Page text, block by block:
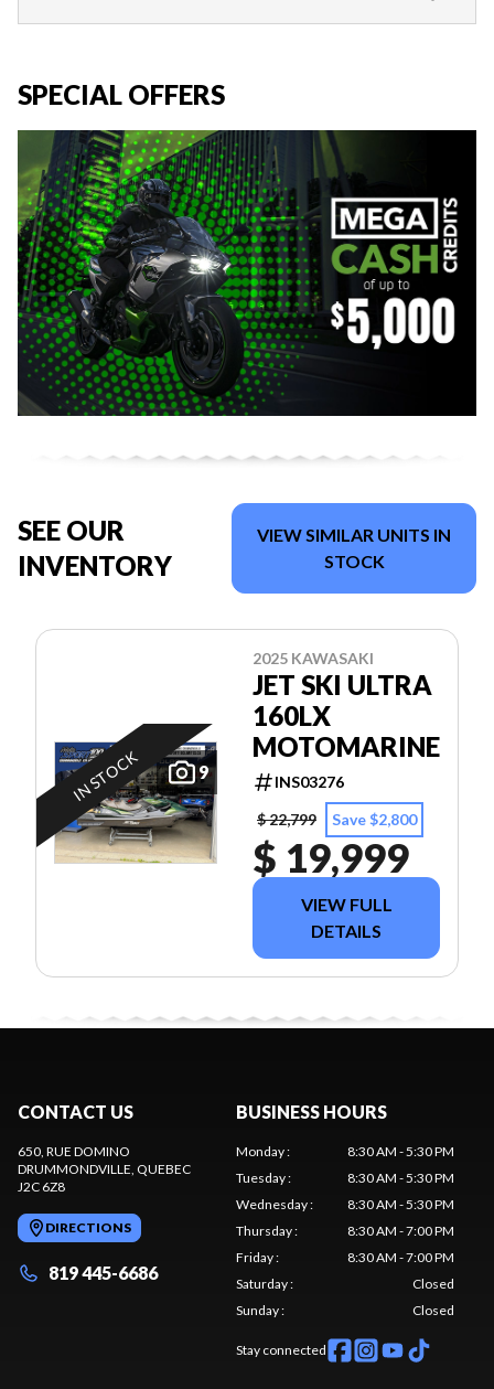
SPECIAL OFFERS
SEE OUR
INVENTORY
VIEW SIMILAR UNITS IN
STOCK
9
IN STOCK
2025 KAWASAKI
JET SKI ULTRA
160LX
MOTOMARINE
INS03276
$ 22,799
Save $2,800
$ 19,999
VIEW FULL
DETAILS
CONTACT US
650, RUE DOMINO
DRUMMONDVILLE, QUEBEC
J2C 6Z8
DIRECTIONS
819 445-6686
BUSINESS HOURS
Monday:
8:30 AM - 5:30 PM
Tuesday:
8:30 AM - 5:30 PM
Wednesday:
8:30 AM - 5:30 PM
Thursday:
8:30 AM - 7:00 PM
Friday:
8:30 AM - 7:00 PM
Saturday:
Closed
Sunday: Closed
Stay connected